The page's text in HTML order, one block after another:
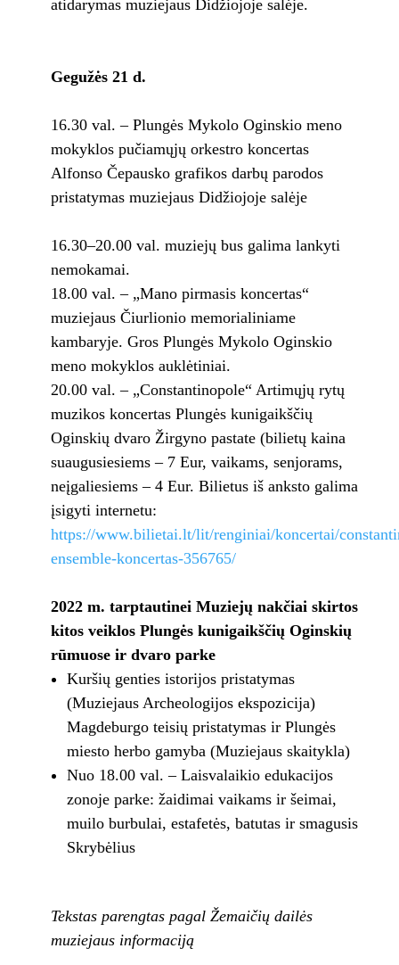
atidarymas muziejaus Didžiojoje salėje.
Gegužės 21 d.
16.30 val. – Plungės Mykolo Oginskio meno
mokyklos pučiamųjų orkestro koncertas
Alfonso Čepausko grafikos darbų parodos
pristatymas muziejaus Didžiojoje salėje
16.30–20.00 val. muziejų bus galima lankyti
nemokamai.
18.00 val. – „Mano pirmasis koncertas“
muziejaus Čiurlionio memorialiniame
kambaryje. Gros Plungės Mykolo Oginskio
meno mokyklos auklėtiniai.
20.00 val. – „Constantinopole“ Artimųjų rytų
muzikos koncertas Plungės kunigaikščių
Oginskių dvaro Žirgyno pastate (bilietų kaina
suaugusiesiems – 7 Eur, vaikams, senjorams,
neįgaliesiems – 4 Eur. Bilietus iš anksto galima
įsigyti internetu:
https://www.bilietai.lt/lit/renginiai/koncertai/
ensemble-koncertas-356765/
2022 m. tarptautinei Muziejų nakčiai skirtos
kitos veiklos Plungės kunigaikščių Oginskių
rūmuose ir dvaro parke
Kuršių genties istorijos pristatymas
(Muziejaus Archeologijos ekspozicija)
Magdeburgo teisių pristatymas ir Plungės
miesto herbo gamyba (Muziejaus skaitykla)
Nuo 18.00 val. – Laisvalaikio edukacijos
zonoje parke: žaidimai vaikams ir šeimai,
muilo burbulai, estafetės, batutas ir smagusis
Skrybėlius
Tekstas parengtas pagal Žemaičių dailės
muziejaus informaciją